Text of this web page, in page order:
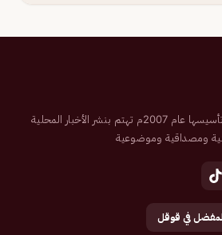
صحيفة إلكترونية سعودية تم تأسيسها عام 2007م تهتم بنشر الأخبار المحلية
ومصداقية وموضوعية
في قوقل